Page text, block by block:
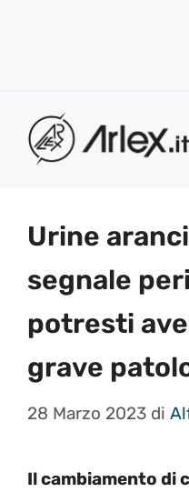
contenuto
Urine
segnale
potresti
grave
28 Marzo 2023 di
Il cambiamento di